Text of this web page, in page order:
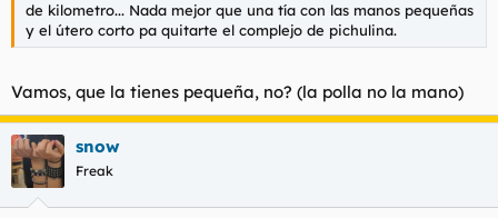
de kilometro... Nada mejor que una tía con las manos pequeñas
y el útero corto pa quitarte el complejo de pichulina.
Vamos, que la tienes pequeña, no? (la polla no la mano)
snow
Freak